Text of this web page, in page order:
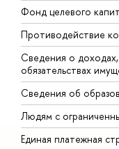
Фонд целевого
Противодействие
Сведения о
обязательствах
Сведения об
Людям с
Единая платежная